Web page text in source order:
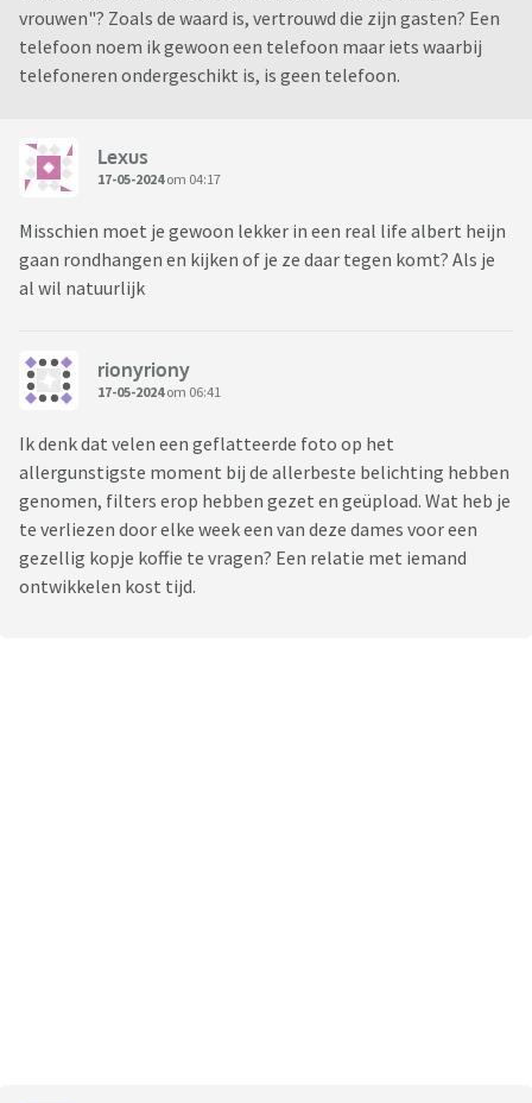
vrouwen"? Zoals de waard is, vertrouwd die zijn gasten? Een
telefoon noem ik gewoon een telefoon maar iets waarbij
telefoneren ondergeschikt is, is geen telefoon.
Lexus
17-05-2024om 04:17
Misschien moet je gewoon lekker in een real life albert heijn
gaan rondhangen en kijken of je ze daar tegen komt? Als je
al wil natuurlijk
rionyriony
17-05-2024om 06:41
Ik denk dat velen een geflatteerde foto op het
allergunstigste moment bij de allerbeste belichting hebben
genomen, filters erop hebben gezet en geüpload. Wat heb je
te verliezen door elke week een van deze dames voor een
gezellig kopje koffie te vragen? Een relatie met iemand
ontwikkelen kost tijd.